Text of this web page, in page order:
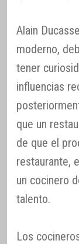
Alain
moderno,
tener
influencias
que un
de que el
restaurante,
un cocinero
talento.
Los